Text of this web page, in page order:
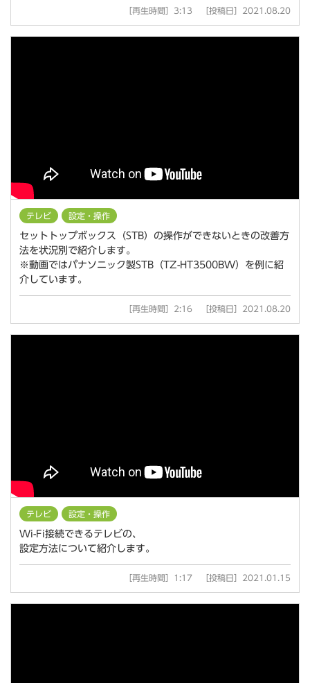
［再生時間］3:13 ［投稿日］2021.08.20
テレビ 設定・操作
セットトップボックス（STB）の操作ができないときの改善方
法を状況別で紹介します。
※動画ではパナソニック製STB（TZ-HT3500BW）を例に紹
介しています。
［再生時間］2:16 ［投稿日］2021.08.20
テレビ 設定・操作
Wi-Fi接続できるテレビの、
設定方法について紹介します。
［再生時間］1:17 ［投稿日］2021.01.15